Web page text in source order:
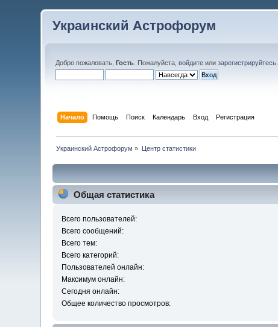
Украинский Астрофорум
Добро пожаловать,Гость . Пожалуйста,войдите илизарегистрируйтесь
Начало Помощь Поиск Календарь Вход Регистрация
Украинский Астрофорум » Центр статистики
Общая статистика
Всего пользователей:
Всего сообщений:
Всего тем:
Всего категорий:
Пользователей онлайн:
Максимум онлайн:
Сегодня онлайн:
Общее количество просмотров: